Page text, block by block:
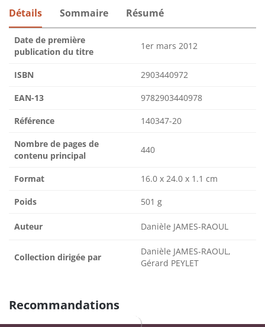
Détails Sommaire Résumé
Date de première
publication du titre
1er mars 2012
ISBN 2903440972
EAN-13 9782903440978
Référence 140347-20
Nombre de pages de
contenu principal
440
Format 16.0 x 24.0 x 1.1 cm
Poids 501 g
Auteur Danièle JAMES-RAOUL
Collection dirigée par
Danièle JAMES-RAOUL,
Gérard PEYLET
Recommandations